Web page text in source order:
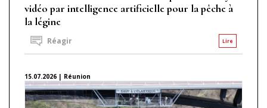
vidéo par intelligence artificielle pour la pêche à
la légine
Lire
Réagir
15.07.2026 | Réunion